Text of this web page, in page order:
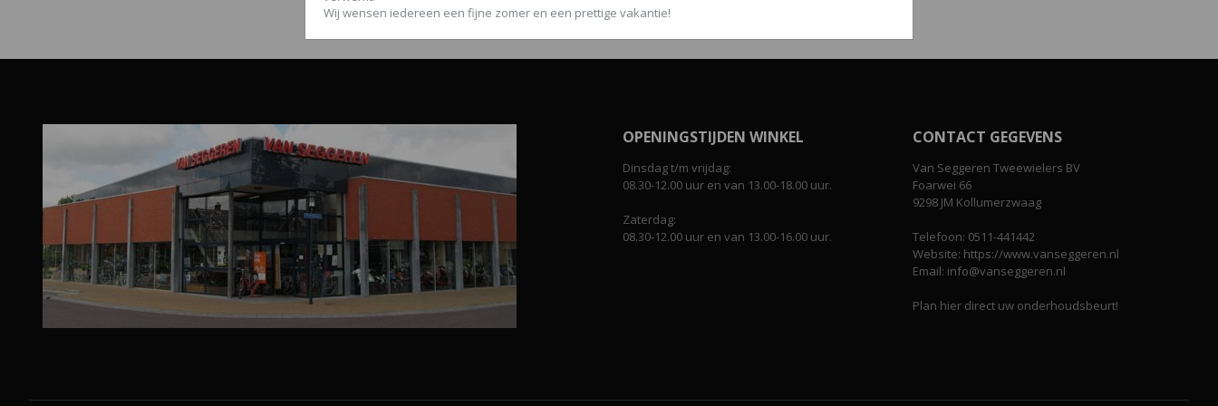
OPENINGSTIJDEN WINKEL
Dinsdag t/m vrijdag:
08.30-12.00 uur en van 13.00-18.00 uur.
Zaterdag:
08.30-12.00 uur en van 13.00-16.00 uur.
CONTACT GEGEVENS
Van Seggeren Tweewielers BV
Foarwei 66
9298 JM Kollumerzwaag
Telefoon: 0511-441442
Website: https://www.vanseggeren.nl
Email: info@vanseggeren.nl
Plan hier direct uw onderhoudsbeurt!
Wij wensen iedereen een fijne zomer en een prettige vakantie!